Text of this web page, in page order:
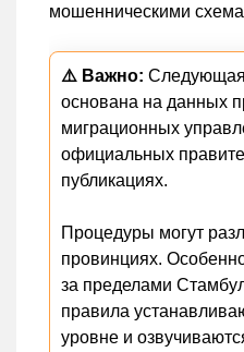
мошенническими
⚠️ Важно:
основана на данных
миграционных
официальных
публикациях.
Процедуры могут
провинциях.
за пределами
правила
уровне и